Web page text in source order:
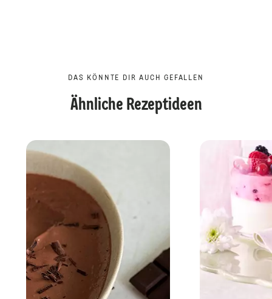
DAS KÖNNTE DIR AUCH GEFALLEN
Ähnliche Rezeptideen